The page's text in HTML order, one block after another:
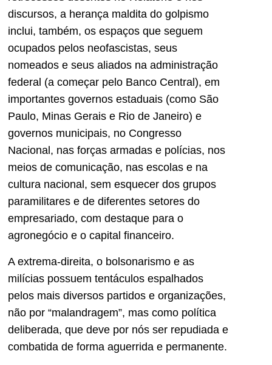
discursos, a herança maldita do golpismo
inclui, também, os espaços que seguem
ocupados pelos neofascistas, seus
nomeados e seus aliados na administração
federal (a começar pelo Banco Central), em
importantes governos estaduais (como São
Paulo, Minas Gerais e Rio de Janeiro) e
governos municipais, no Congresso
Nacional, nas forças armadas e polícias, nos
meios de comunicação, nas escolas e na
cultura nacional, sem esquecer dos grupos
paramilitares e de diferentes setores do
empresariado, com destaque para o
agronegócio e o capital financeiro.
A extrema-direita, o bolsonarismo e as
milícias possuem tentáculos espalhados
pelos mais diversos partidos e organizações,
não por “malandragem”, mas como política
deliberada, que deve por nós ser repudiada e
combatida de forma aguerrida e permanente.